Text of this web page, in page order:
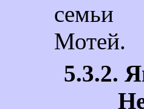
семьи
Мотей.
5.3.2.